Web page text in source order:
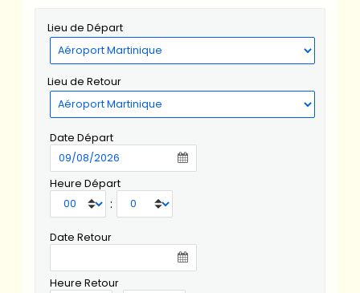
Lieu de Départ
Lieu de Retour
Date Départ
Heure Départ
:
Date Retour
Heure Retour